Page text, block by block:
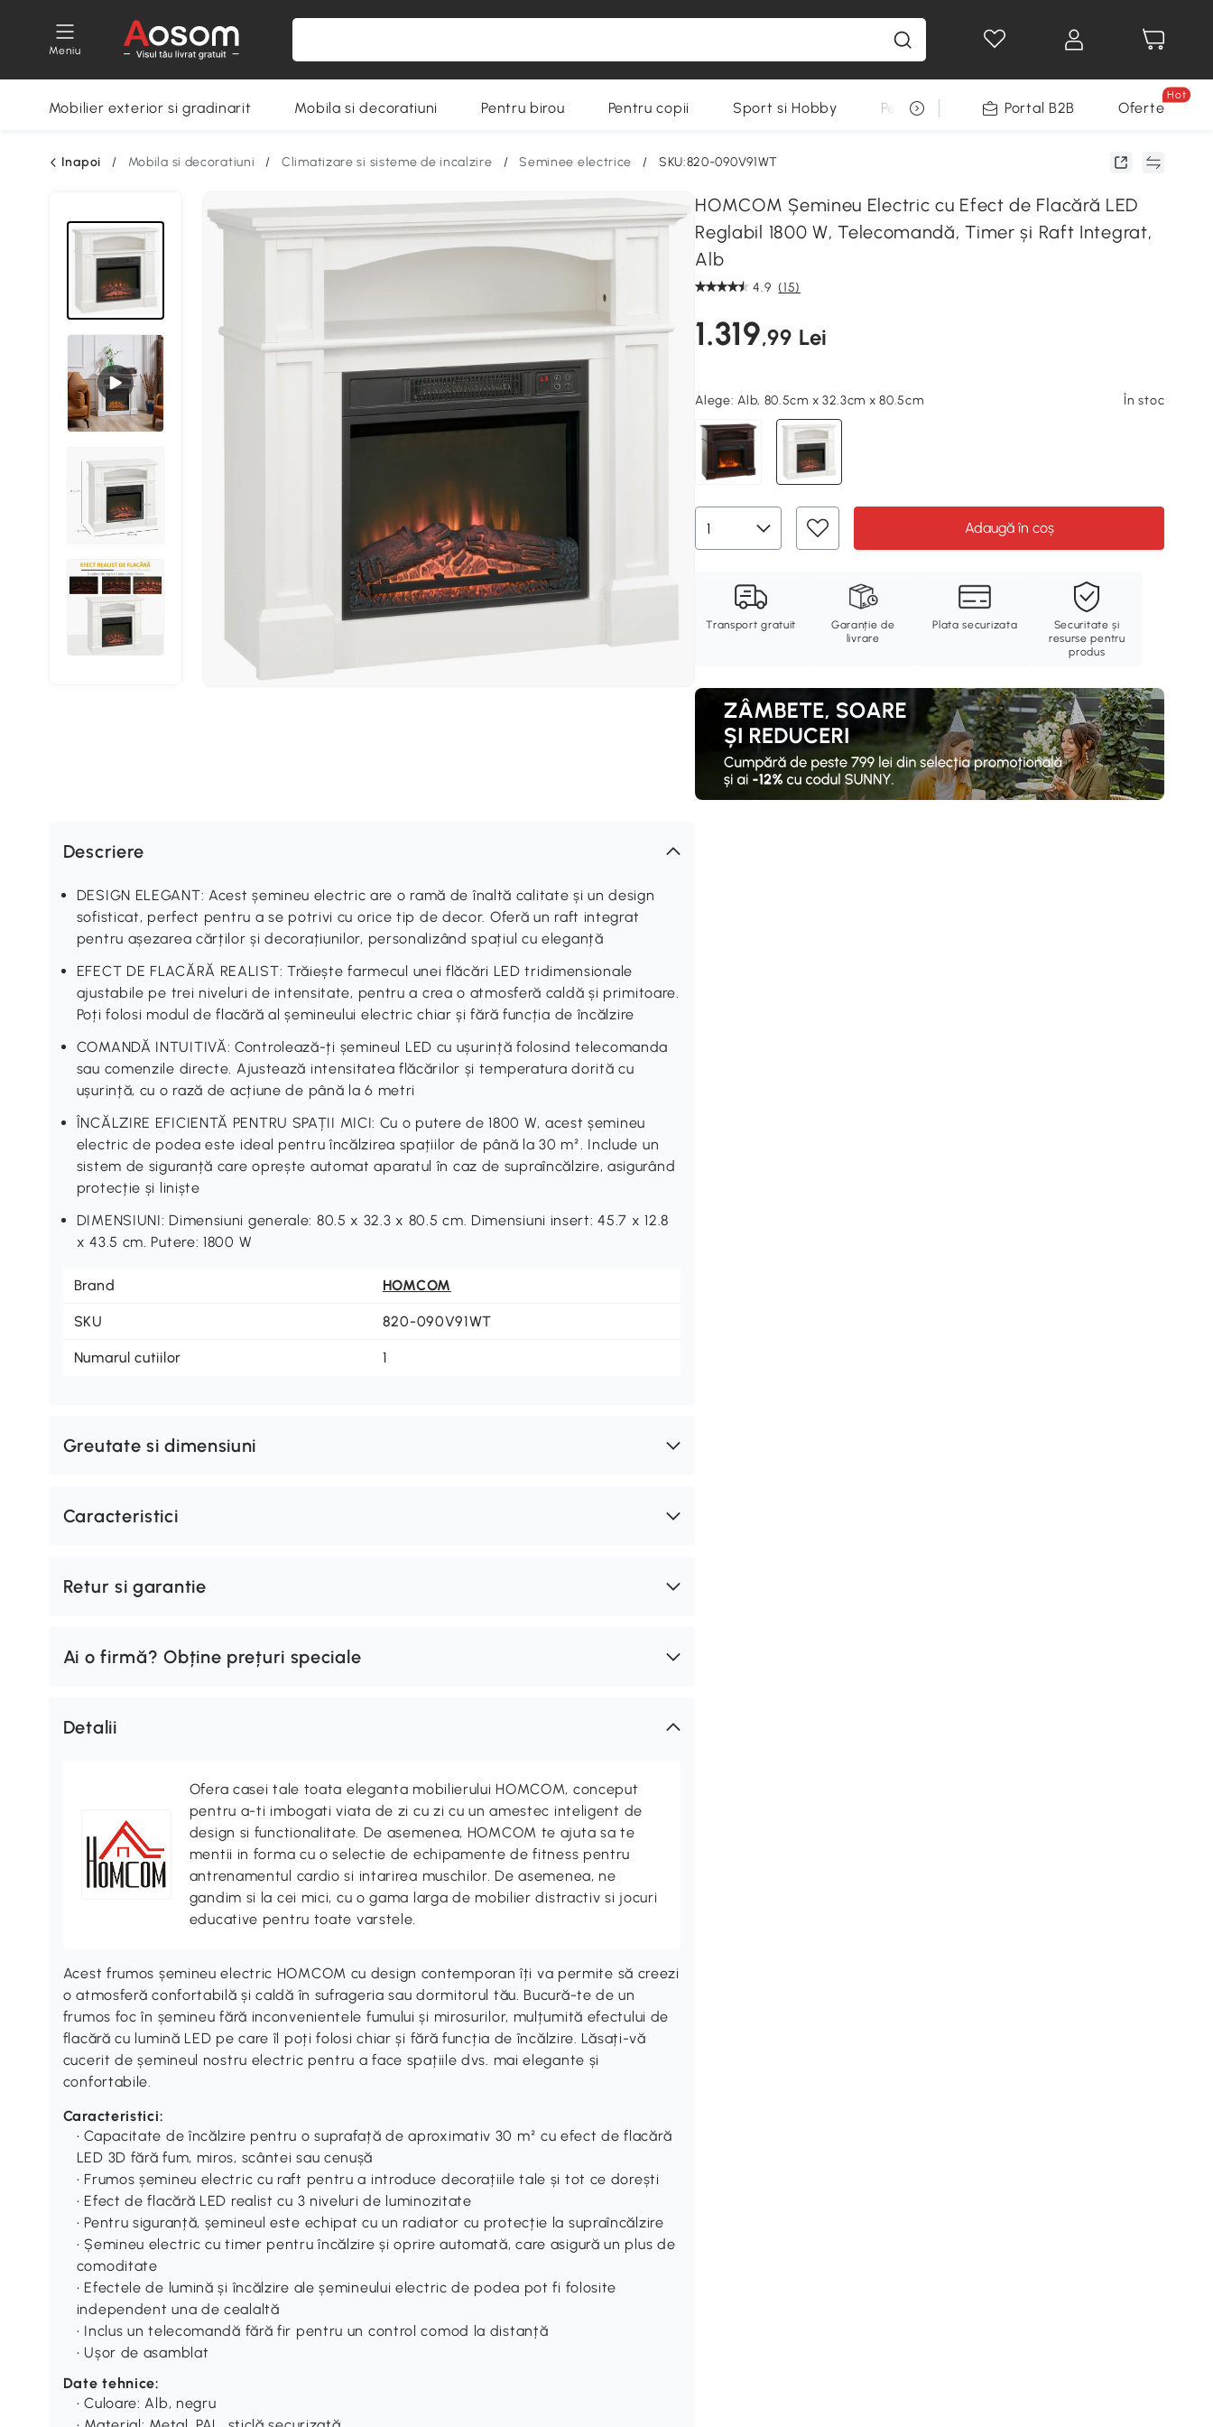
Meniu
Mobilier exterior si gradinarit Mobila si decoratiuni Pentru birou Pentru copii Sport si Hobby Pentru animale Decoratiuni Sarbatori
Portal B2B Oferte
Hot
Inapoi / Mobila si decoratiuni / Climatizare si sisteme de incalzire / Seminee electrice / SKU:820-090V91WT
HOMCOM Șemineu Electric cu Efect de Flacără LED
Reglabil 1800 W, Telecomandă, Timer și Raft Integrat,
Alb
4.9 (15)
1.319,99 Lei
Alege:Alb, 80.5cm x 32.3cm x 80.5cm În stoc
Adaugă în coș
Transport gratuit
Garanție de
livrare
Plata securizata
Securitate și
resurse pentru
produs
Descriere
DESIGN ELEGANT: Acest șemineu electric are o ramă de înaltă calitate și un design
sofisticat, perfect pentru a se potrivi cu orice tip de decor. Oferă un raft integrat
pentru așezarea cărților și decorațiunilor, personalizând spațiul cu eleganță
EFECT DE FLACĂRĂ REALIST: Trăiește farmecul unei flăcări LED tridimensionale
ajustabile pe trei niveluri de intensitate, pentru a crea o atmosferă caldă și primitoare.
Poți folosi modul de flacără al șemineului electric chiar și fără funcția de încălzire
COMANDĂ INTUITIVĂ: Controlează-ți șemineul LED cu ușurință folosind telecomanda
sau comenzile directe. Ajustează intensitatea flăcărilor și temperatura dorită cu
ușurință, cu o rază de acțiune de până la 6 metri
ÎNCĂLZIRE EFICIENTĂ PENTRU SPAȚII MICI: Cu o putere de 1800 W, acest șemineu
electric de podea este ideal pentru încălzirea spațiilor de până la 30 m². Include un
sistem de siguranță care oprește automat aparatul în caz de supraîncălzire, asigurând
protecție și liniște
DIMENSIUNI: Dimensiuni generale: 80.5 x 32.3 x 80.5 cm. Dimensiuni insert: 45.7 x 12.8
x 43.5 cm. Putere: 1800 W
Brand HOMCOM
SKU 820-090V91WT
Numarul cutiilor 1
Greutate si dimensiuni
Caracteristici
Retur si garantie
Ai o firmă? Obține prețuri speciale
Detalii
Ofera casei tale toata eleganta mobilierului HOMCOM, conceput
pentru a-ti imbogati viata de zi cu zi cu un amestec inteligent de
design si functionalitate. De asemenea, HOMCOM te ajuta sa te
mentii in forma cu o selectie de echipamente de fitness pentru
antrenamentul cardio si intarirea muschilor. De asemenea, ne
gandim si la cei mici, cu o gama larga de mobilier distractiv si jocuri
educative pentru toate varstele.
Acest frumos șemineu electric HOMCOM cu design contemporan îți va permite să creezi
o atmosferă confortabilă și caldă în sufrageria sau dormitorul tău. Bucură-te de un
frumos foc în șemineu fără inconvenientele fumului și mirosurilor, mulțumită efectului de
flacără cu lumină LED pe care îl poți folosi chiar și fără funcția de încălzire. Lăsați-vă
cucerit de șemineul nostru electric pentru a face spațiile dvs. mai elegante și
confortabile.
Caracteristici:
• Capacitate de încălzire pentru o suprafață de aproximativ 30 m² cu efect de flacără
LED 3D fără fum, miros, scântei sau cenușă
• Frumos șemineu electric cu raft pentru a introduce decorațiile tale și tot ce dorești
• Efect de flacără LED realist cu 3 niveluri de luminozitate
• Pentru siguranță, șemineul este echipat cu un radiator cu protecție la supraîncălzire
• Șemineu electric cu timer pentru încălzire și oprire automată, care asigură un plus de
comoditate
• Efectele de lumină și încălzire ale șemineului electric de podea pot fi folosite
independent una de cealaltă
• Inclus un telecomandă fără fir pentru un control comod la distanță
• Ușor de asamblat
Date tehnice:
• Culoare: Alb, negru